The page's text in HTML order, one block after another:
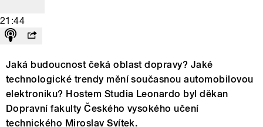
21:44
Jaká budoucnost čeká oblast dopravy? Jaké
technologické trendy mění současnou automobilovou
elektroniku? Hostem Studia Leonardo byl děkan
Dopravní fakulty Českého vysokého učení
technického Miroslav Svítek.